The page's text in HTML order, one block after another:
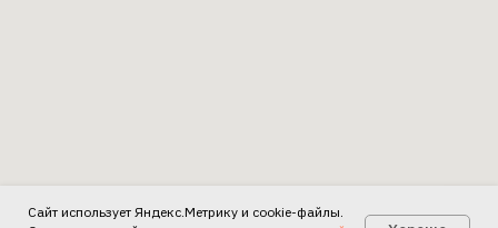
Сайт использует Яндекс.Метрику и cookie-файлы.